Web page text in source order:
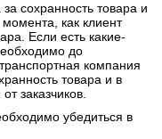
сохранность товара и
момента, как клиент
Если есть какие-
до
компания
товара и в
заказчиков.
убедиться в